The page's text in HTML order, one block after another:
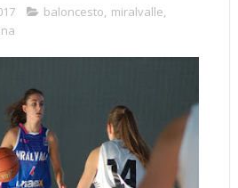
baloncesto, miralvalle,